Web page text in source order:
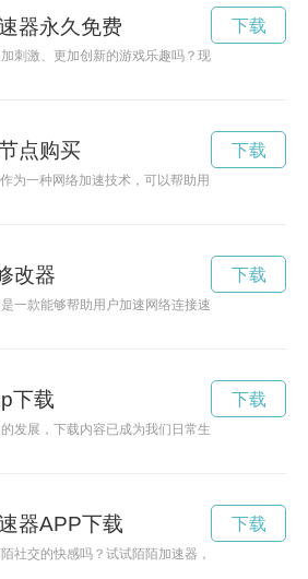
器永久免费
刺激、更加创新的游戏乐趣吗？现在只需一键下
下载
点购买
为一种网络加速技术，可以帮助用户更快速、更
下载
改器
是一款能够帮助用户加速网络连接速度的工具，能
下载
下载
发展，下载内容已成为我们日常生活中不可或缺
下载
器APP下载
社交的快感吗？试试陌陌加速器，解锁一切限制
下载